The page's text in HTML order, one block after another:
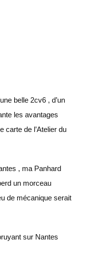
belle 2cv6 , d’un
les avantages
carte de l’Atelier du
, ma Panhard
un morceau
de mécanique serait
sur Nantes